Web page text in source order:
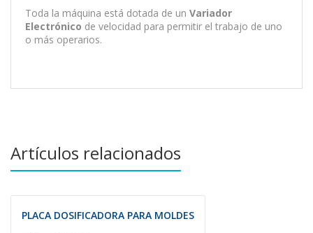
Toda la máquina está dotada de un Variador
Electrónico de velocidad para permitir el trabajo de uno
o más operarios.
Artículos relacionados
PLACA DOSIFICADORA PARA MOLDES